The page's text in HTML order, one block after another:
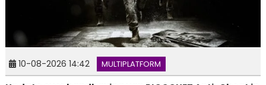
10-08-2026 14:42 MULTIPLATFORM